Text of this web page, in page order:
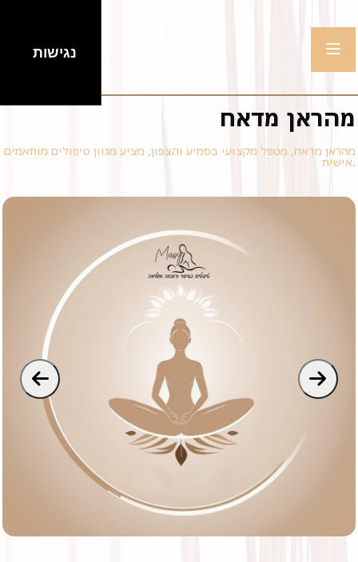
מהראן מדאח
מהראן מדאח, מטפל מקצועי בסמיע והצפון, מציע מגוון טיפולים מותאמים
אישית.
נגישות